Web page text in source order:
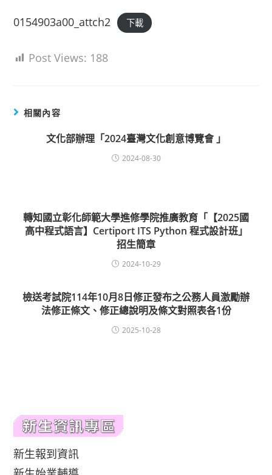
0154903a00_attch2 下載
Post Views: 188
相關內容
文化部辦理「2024臺灣文化創意博覽會 」
2024-08-30
轉知國立彰化師範大學進修學院推廣教育「【2025國
高中程式語言】Certiport ITS Python 程式設計班」
招生簡章
2024-10-29
檢送考試院114年10月8日修正發布之公務人員激勵辦
法修正條文、修正總說明及條文對照表各1份
2025-10-28
新生報到資訊